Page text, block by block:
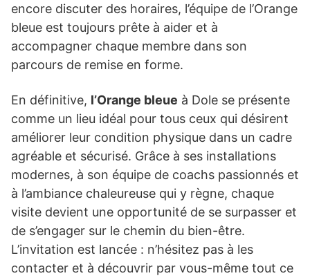
encore discuter des horaires, l’équipe de l’Orange
bleue est toujours prête à aider et à
accompagner chaque membre dans son
parcours de remise en forme.
En définitive, l’Orange bleue à Dole se présente
comme un lieu idéal pour tous ceux qui désirent
améliorer leur condition physique dans un cadre
agréable et sécurisé. Grâce à ses installations
modernes, à son équipe de coachs passionnés et
à l’ambiance chaleureuse qui y règne, chaque
visite devient une opportunité de se surpasser et
de s’engager sur le chemin du bien-être.
L’invitation est lancée : n’hésitez pas à les
contacter et à découvrir par vous-même tout ce